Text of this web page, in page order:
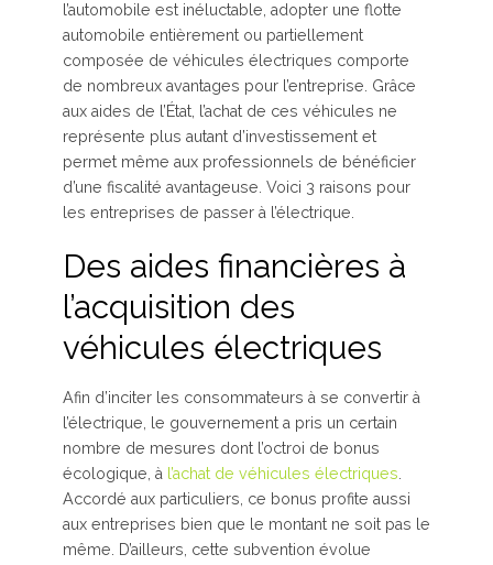
l’automobile est inéluctable, adopter une flotte
automobile entièrement ou partiellement
composée de véhicules électriques comporte
de nombreux avantages pour l’entreprise. Grâce
aux aides de l’État, l’achat de ces véhicules ne
représente plus autant d’investissement et
permet même aux professionnels de bénéficier
d’une fiscalité avantageuse. Voici 3 raisons pour
les entreprises de passer à l’électrique.
Des aides financières à
l’acquisition des
véhicules électriques
Afin d’inciter les consommateurs à se convertir à
l’électrique, le gouvernement a pris un certain
nombre de mesures dont l’octroi de bonus
écologique, à l’achat de véhicules électriques
Accordé aux particuliers, ce bonus profite aussi
aux entreprises bien que le montant ne soit pas le
même. D’ailleurs, cette subvention évolue